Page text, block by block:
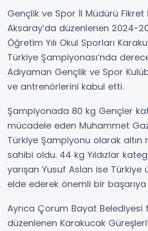
Gençlik ve Spor İl Müdürü Fikret
Aksaray’da düzenlenen 2024-
Öğretim Yılı Okul Sporları
Türkiye Şampiyonası’nda
Adıyaman Gençlik ve Spor
ve antrenörlerini kabul etti.
Şampiyonada 80 kg Gençler
mücadele eden Muhammet
Türkiye Şampiyonu olarak altın
sahibi oldu. 44 kg Yıldızlar
yarışan Yusuf Aslan ise Türkiye
elde ederek önemli bir başarıya
Ayrıca Çorum Bayat Belediyesi
düzenlenen Karakucak